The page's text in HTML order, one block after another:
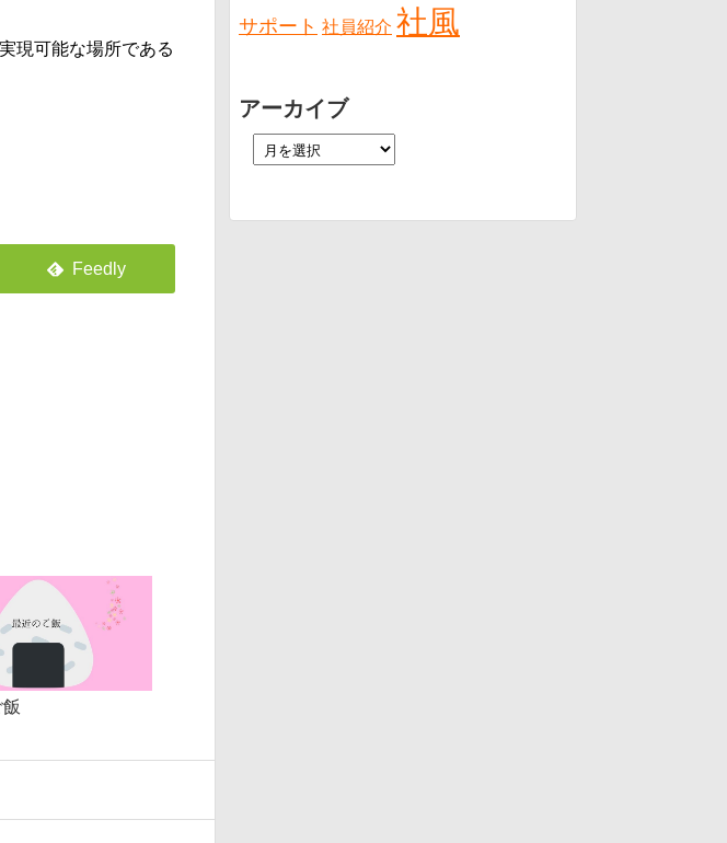
現可能な場所である
サポート 社員紹介 社風
アーカイブ